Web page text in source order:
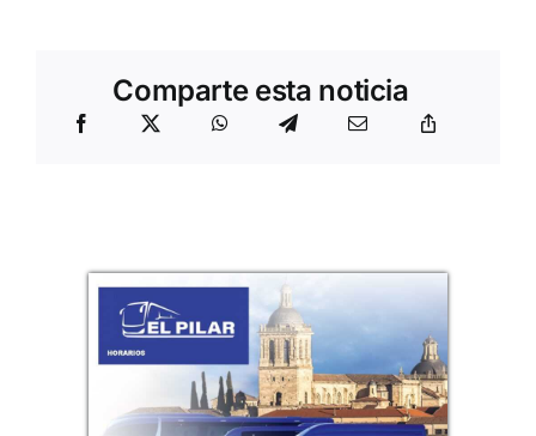
Comparte esta noticia